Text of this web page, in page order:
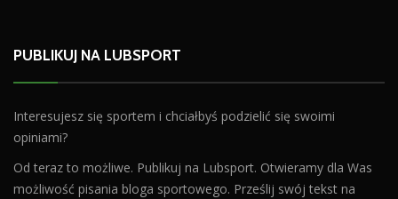
PUBLIKUJ NA LUBSPORT
Interesujesz się sportem i chciałbyś podzielić się swoimi
opiniami?
Od teraz to możliwe. Publikuj na Lubsport. Otwieramy dla Was
możliwość pisania bloga sportowego. Prześlij swój tekst na